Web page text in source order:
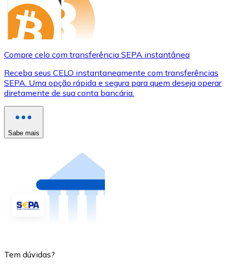
Compre celo com transferência SEPA instantânea
Receba seus CELO instantaneamente com transferências
SEPA. Uma opção rápida e segura para quem deseja operar
diretamente de sua conta bancária.
Sabe mais
Tem dúvidas?